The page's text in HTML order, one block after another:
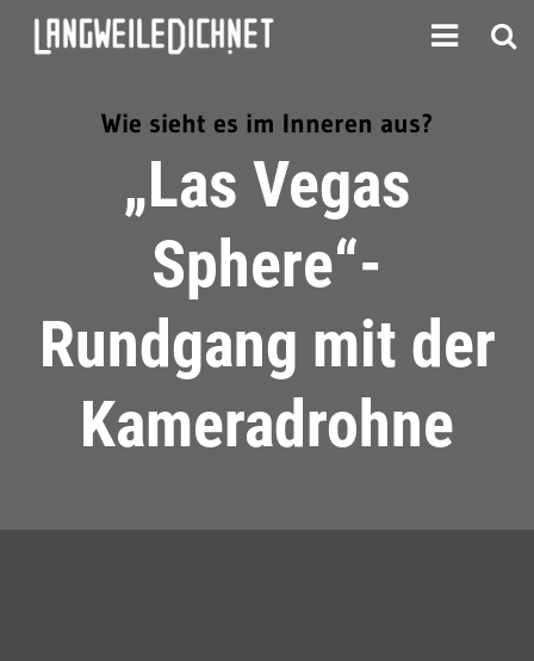
Wie sieht es im Inneren aus?
„Las Vegas
Sphere“-
Rundgang mit der
Kameradrohne